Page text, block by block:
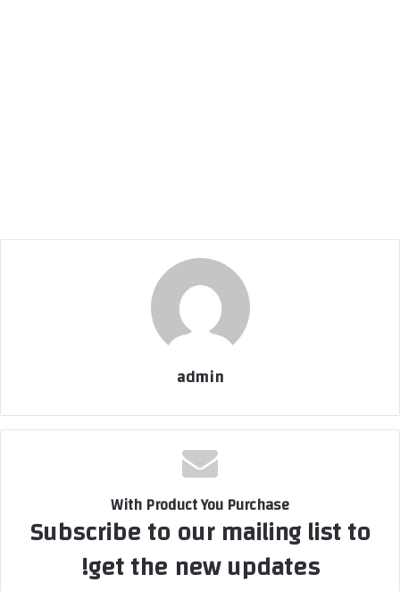
admin
With Product You Purchase
Subscribe to our mailing list to
get the new updates!